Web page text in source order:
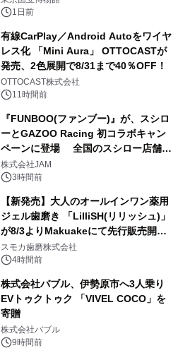
1日前
有線CarPlay／Android Autoをワイヤ
レス化 「Mini Aura」 OTTOCASTが
発売、2色展開で8/31まで40％OFF！
OTTOCAST株式会社
11時間前
『FUNBOO(ファンブー)』が、スシロ
ーとGAZOO Racing 初コラボキャン
ペーンに登場 全国のスシロー店舗で
GR 4車種の FUNBOO(ミニカー)付き
メニューが展開されます
株式会社JAM
3時間前
【新発売】大人のオールインワン薬用
ジェル歯磨き 「LilliSH(リリッシュ)」
が8/3よりMakuakeにて先行販売開
始！
スモカ歯磨株式会社
4時間前
株式会社バブル、伊勢原市へ3人乗り
EVトゥクトゥク 「VIVEL COCO」を
寄贈
株式会社バブル
9時間前